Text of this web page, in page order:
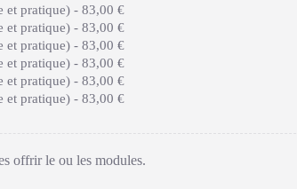
et pratique) - 83,00 €
et pratique) - 83,00 €
et pratique) - 83,00 €
et pratique) - 83,00 €
et pratique) - 83,00 €
et pratique) - 83,00 €
offrir le ou les modules.